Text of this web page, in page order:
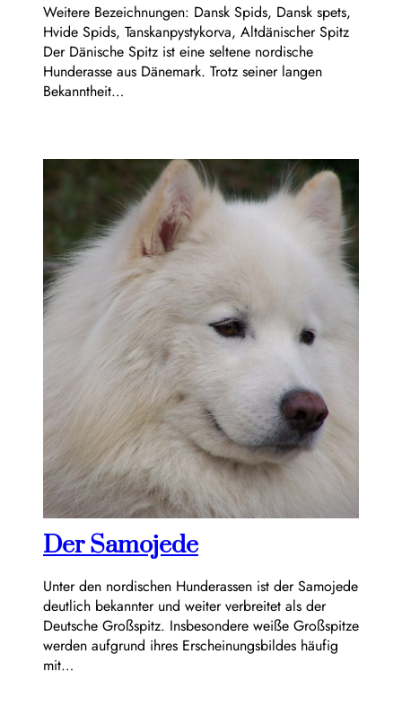
Weitere Bezeichnungen: Dansk Spids, Dansk spets,
Hvide Spids, Tanskanpystykorva, Altdänischer Spitz
Der Dänische Spitz ist eine seltene nordische
Hunderasse aus Dänemark. Trotz seiner langen
Bekanntheit…
Der Samojede
Unter den nordischen Hunderassen ist der Samojede
deutlich bekannter und weiter verbreitet als der
Deutsche Großspitz. Insbesondere weiße Großspitze
werden aufgrund ihres Erscheinungsbildes häufig
mit…